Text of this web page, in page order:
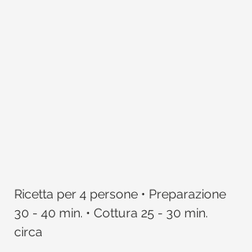
Ricetta per 4 persone • Preparazione
30 - 40 min. • Cottura 25 - 30 min.
circa